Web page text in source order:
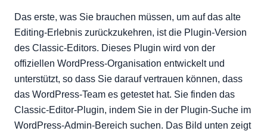
Das erste, was Sie brauchen müssen, um auf das alte
Editing-Erlebnis zurückzukehren, ist die Plugin-Version
des Classic-Editors. Dieses Plugin wird von der
offiziellen WordPress-Organisation entwickelt und
unterstützt, so dass Sie darauf vertrauen können, dass
das WordPress-Team es getestet hat. Sie finden das
Classic-Editor-Plugin, indem Sie in der Plugin-Suche im
WordPress-Admin-Bereich suchen. Das Bild unten zeigt